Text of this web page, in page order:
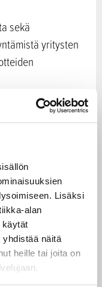
Lisäksi
alan
käytät
näitä
heille tai joita on
sekä
yritysten
yrityksen
omilla
rahoitusta
julkisten